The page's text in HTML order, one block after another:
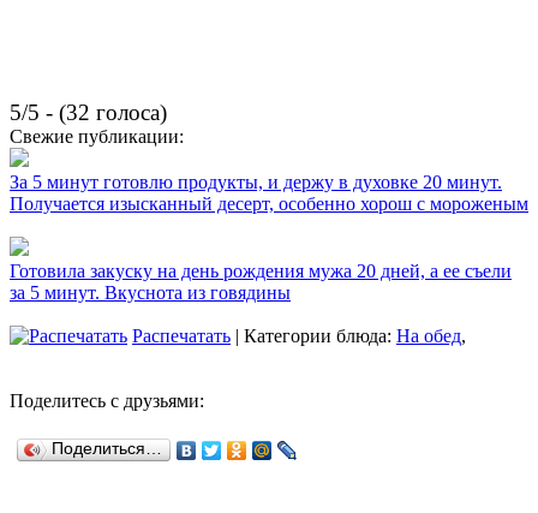
5/5 - (32 голоса)
Свежие публикации:
За 5 минут готовлю продукты, и держу в духовке 20 минут.
Получается изысканный десерт, особенно хорош с мороженым
Готовила закуску на день рождения мужа 20 дней, а ее съели
за 5 минут. Вкуснота из говядины
Распечатать | Категории блюда: На обед,
Поделитесь с друзьями:
Поделиться…